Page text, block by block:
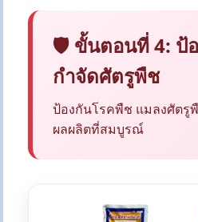
🛡️ ขั้นตอนที่ 4: ป้
กำจัดศัตรูพืช
ป้องกันโรคพืช แมลงศัตรู
ผลผลิตที่สมบูรณ์